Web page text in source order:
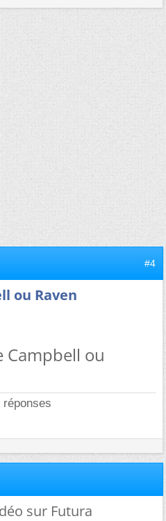
#4
ou Raven
Campbell ou
sur Futura